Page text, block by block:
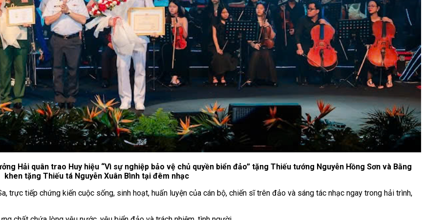
Hải quân trao Huy hiệu “Vì sự nghiệp bảo vệ chủ quyền biển đảo” tặng Thiếu tướng Nguyễn Hồng Sơn và Bằng
khen tặng Thiếu tá Nguyễn Xuân Bình tại đêm nhạc
trực tiếp chứng kiến cuộc sống, sinh hoạt, huấn luyện của cán bộ, chiến sĩ trên đảo và sáng tác nhạc ngay trong hải trình,